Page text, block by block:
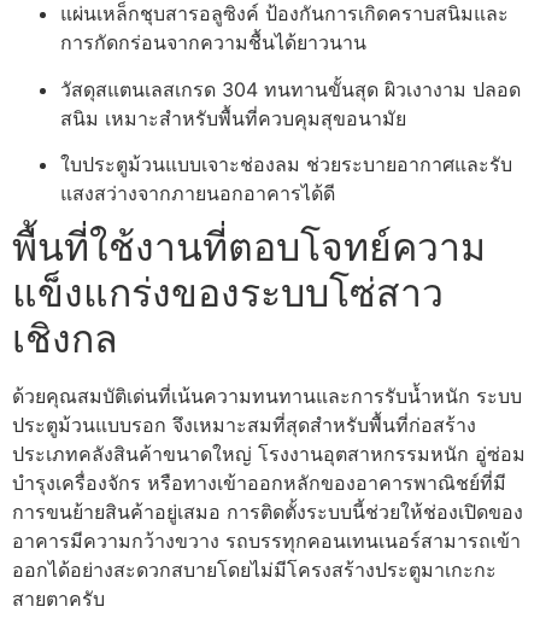
แผ่นเหล็กชุบสารอลูซิงค์ ป้องกันการเกิดคราบสนิมและ
การกัดกร่อนจากความชื้นได้ยาวนาน
วัสดุสแตนเลสเกรด 304 ทนทานขั้นสุด ผิวเงางาม ปลอด
สนิม เหมาะสำหรับพื้นที่ควบคุมสุขอนามัย
ใบประตูม้วนแบบเจาะช่องลม ช่วยระบายอากาศและรับ
แสงสว่างจากภายนอกอาคารได้ดี
พื้นที่ใช้งานที่ตอบโจทย์ความ
แข็งแกร่งของระบบโซ่สาว
เชิงกล
ด้วยคุณสมบัติเด่นที่เน้นความทนทานและการรับน้ำหนัก ระบบ
ประตูม้วนแบบรอก จึงเหมาะสมที่สุดสำหรับพื้นที่ก่อสร้าง
ประเภทคลังสินค้าขนาดใหญ่ โรงงานอุตสาหกรรมหนัก อู่ซ่อม
บำรุงเครื่องจักร หรือทางเข้าออกหลักของอาคารพาณิชย์ที่มี
การขนย้ายสินค้าอยู่เสมอ การติดตั้งระบบนี้ช่วยให้ช่องเปิดของ
อาคารมีความกว้างขวาง รถบรรทุกคอนเทนเนอร์สามารถเข้า
ออกได้อย่างสะดวกสบายโดยไม่มีโครงสร้างประตูมาเกะกะ
สายตาครับ